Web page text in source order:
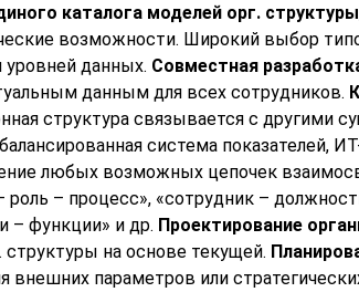
каталога моделей орг. структуры
возможности. Широкий выбор
уровней данных. Совместная
данным для всех сотрудников.
структура связывается с другими
система показателей,
любых возможных цепочек
роль – процесс», «сотрудник –
– функции» и др. Проектирование
структуры на основе текущей.
внешних параметров или